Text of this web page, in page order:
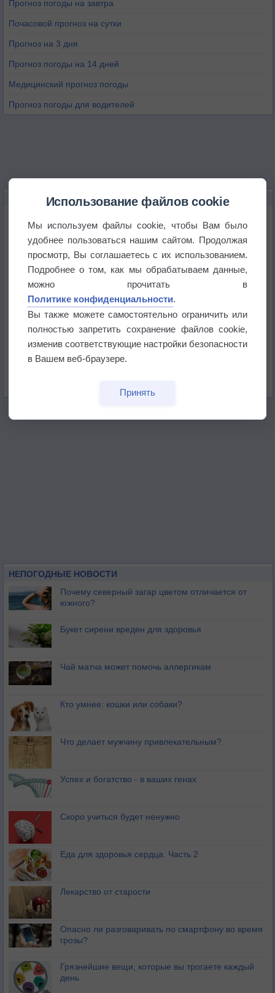
Прогноз погоды на завтра
Почасовой прогноз на сутки
Прогноз на 3 дня
Прогноз погоды на 14 дней
Медицинский прогноз погоды
Прогноз погоды для водителей
НОВОЕ О ПОГОДЕ
Приложение построит маршрут через тень
Атмосфера начала замерзать
В Приморье обнаружены морские волны тепла
Изменение климата повлияло на ареал обитания
НЕПОГОДНЫЕ НОВОСТИ
Почему северный загар цветом отличается от
южного?
Букет сирени вреден для здоровья
Чай матча может помочь аллергикам
Кто умнее: кошки или собаки?
Что делает мужчину привлекательным?
Успех и богатство - в ваших генах
Скоро учиться будет ненужно
Еда для здоровья сердца. Часть 2
Лекарство от старости
Опасно ли разговаривать по смартфону во время
грозы?
Грязнейшие вещи, которые вы трогаете каждый
день
Использование файлов cookie
Мы используем файлы cookie, чтобы Вам было
удобнее пользоваться нашим сайтом. Продолжая
просмотр, Вы соглашаетесь с их использованием.
Подробнее о том, как мы обрабатываем данные,
можно прочитать в
Политике конфиденциальности.
Вы также можете самостоятельно ограничить или
полностью запретить сохранение файлов cookie,
изменив соответствующие настройки безопасности
в Вашем веб-браузере.
Принять